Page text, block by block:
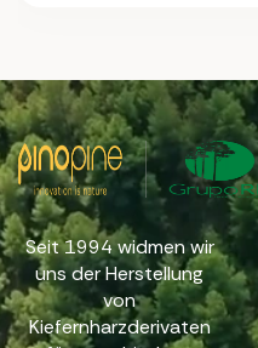
Seit 1994 widmen wir
uns der Herstellung
von
Kiefernharzderivaten